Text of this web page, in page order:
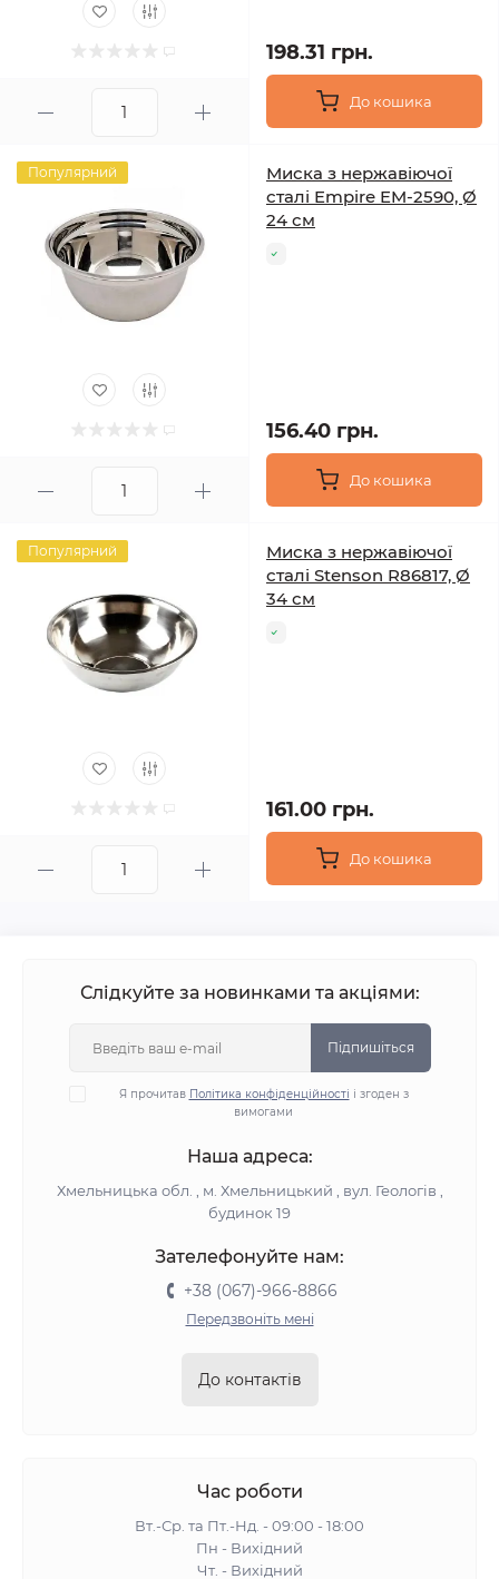
198.31 грн.
До кошика
Популярний
Миска з нержавіючої
сталі Empire EM-2590, Ø
24 см
156.40 грн.
До кошика
Популярний
Миска з нержавіючої
сталі Stenson R86817, Ø
34 см
161.00 грн.
До кошика
Слідкуйте за новинками та акціями:
Підпишіться
Я прочитав Політика конфіденційності і згоден з
вимогами
Наша адреса:
Хмельницька обл. , м. Хмельницький , вул. Геологів ,
будинок 19
Зателефонуйте нам:
+38 (067)-966-8866
Передзвоніть мені
До контактів
Час роботи
Вт.-Ср. та Пт.-Нд. - 09:00 - 18:00
Пн - Вихідний
Чт. - Вихідний